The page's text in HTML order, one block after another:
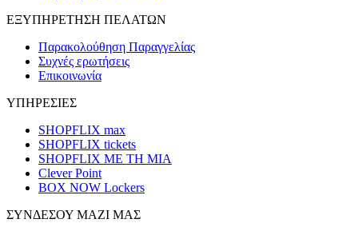
ΕΞΥΠΗΡΕΤΗΣΗ ΠΕΛΑΤΩΝ
Παρακολούθηση Παραγγελίας
Συχνές ερωτήσεις
Επικοινωνία
ΥΠΗΡΕΣΙΕΣ
SHOPFLIX max
SHOPFLIX tickets
SHOPFLIX ΜΕ ΤΗ ΜΙΑ
Clever Point
BOX NOW Lockers
ΣΥΝΔΕΣΟΥ ΜΑΖΙ ΜΑΣ